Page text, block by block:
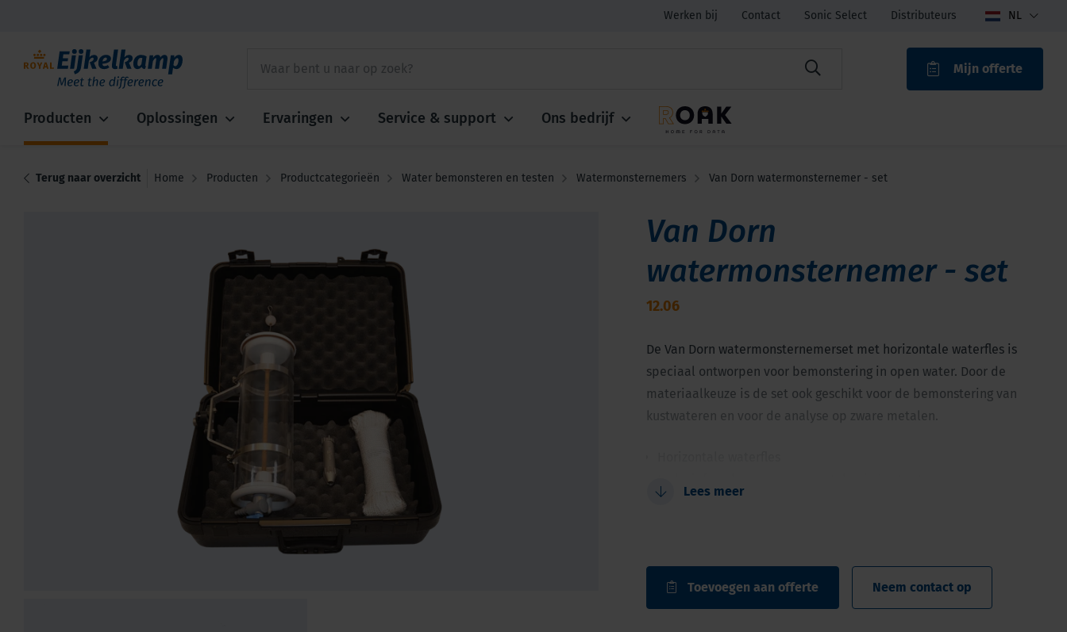
Werken bij Contact Sonic Select Distributeurs NL
Mijn offerte
Producten Oplossingen Ervaringen Service & support Ons bedrijf
Terug naar overzicht Home Producten Productcategorieën Water bemonsteren en testen Watermonsternemers Van Dorn watermonsternemer - set
Van Dorn
watermonsternemer - set
12.06
De Van Dorn watermonsternemerset met horizontale waterfles is
speciaal ontworpen voor bemonstering in open water. Door de
materiaalkeuze is de set ook geschikt voor de bemonstering van
kustwateren en voor de analyse op zware metalen.
Minimale verontreiniging
Lees meer
Toevoegen aan offerte Neem contact op